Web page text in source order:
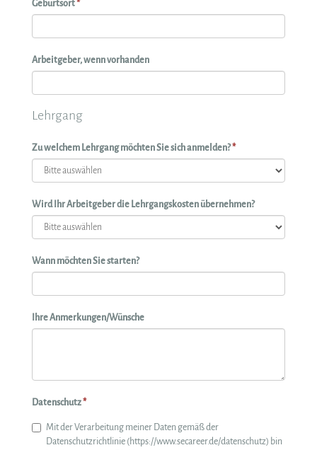
Geburtsort *
Arbeitgeber, wenn vorhanden
Lehrgang
Zu welchem Lehrgang möchten Sie sich anmelden?*
Wird Ihr Arbeitgeber die Lehrgangskosten übernehmen?
Wann möchten Sie starten?
Ihre Anmerkungen/Wünsche
Datenschutz *
Mit der Verarbeitung meiner Daten gemäß der
Datenschutzrichtlinie (https://www.secareer.de/datenschutz) bin